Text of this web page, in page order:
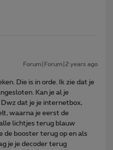
Forum|Forum|2 years ago
Die is in orde. Ik zie dat je
Kan je al je
dat je je internetbox,
waarna je eerst de
lichtjes terug blauw
de booster terug op en als
je je decoder terug